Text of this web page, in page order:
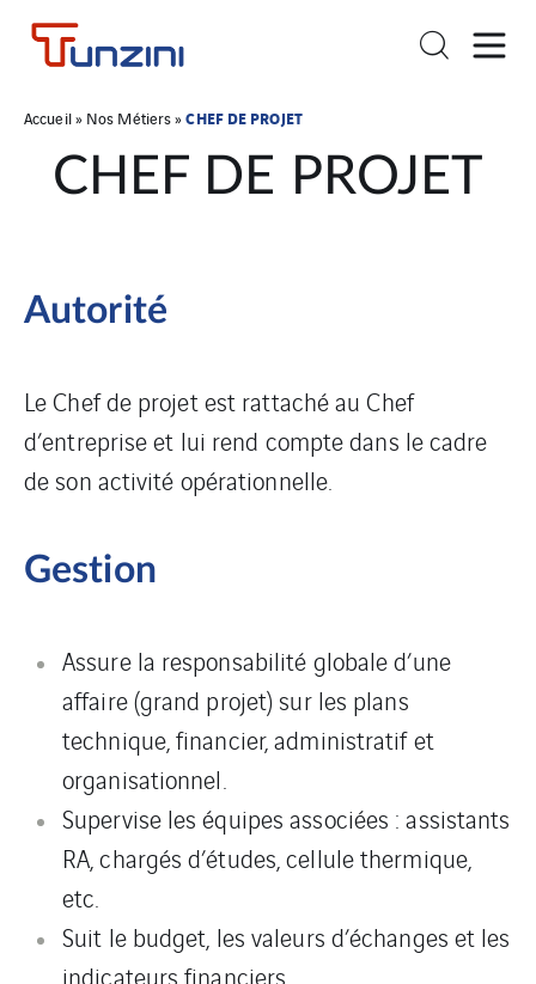
Accueil» Nos Métiers»CHEF DE PROJET
CHEF DE PROJET
Autorité
Le Chef de projet est rattaché au Chef
d’entreprise et lui rend compte dans le cadre
de son activité opérationnelle.
Gestion
Assure la responsabilité globale d’une
affaire (grand projet) sur les plans
technique, financier, administratif et
organisationnel.
Supervise les équipes associées : assistants
RA, chargés d’études, cellule thermique,
etc.
Suit le budget, les valeurs d’échanges et les
indicateurs financiers.